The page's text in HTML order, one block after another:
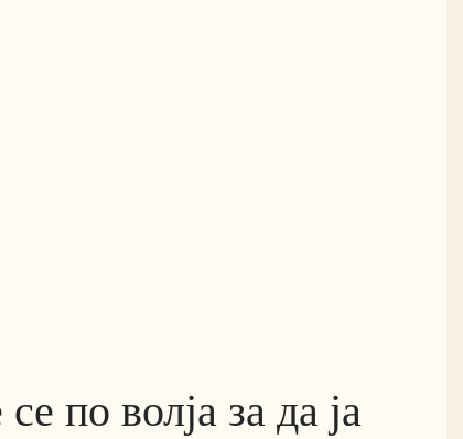
по волја за да ја